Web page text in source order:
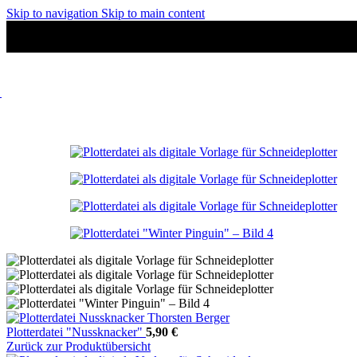
Skip to navigation Skip to main content
Plotterdatei "Nussknacker" 5,90 €
Zurück zur Produktübersicht